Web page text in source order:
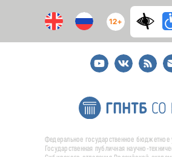
12+
YoutubeВКонтакте
RSS
E-
Федеральное государственное бюджетное
Государственная публичная научно-